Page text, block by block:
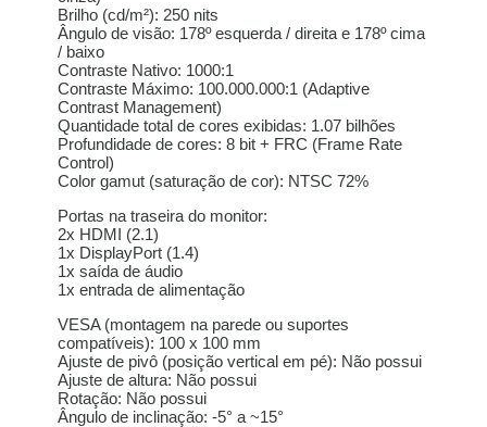
11x de
com juros
12x deR$301,75
com juros
R$3.621,00
Brilho (cd/m²): 250 nits
Ângulo de visão: 178º esquerda / direita e 178º cima
/ baixo
Contraste Nativo: 1000:1
Contraste Máximo: 100.000.000:1 (Adaptive
Contrast Management)
Quantidade total de cores exibidas: 1.07 bilhões
Profundidade de cores: 8 bit + FRC (Frame Rate
Control)
Color gamut (saturação de cor): NTSC 72%
Portas na traseira do monitor:
2x HDMI (2.1)
1x DisplayPort (1.4)
1x saída de áudio
1x entrada de alimentação
VESA (montagem na parede ou suportes
compatíveis): 100 x 100 mm
Ajuste de pivô (posição vertical em pé): Não possui
Ajuste de altura: Não possui
Rotação: Não possui
Ângulo de inclinação: -5° a ~15°